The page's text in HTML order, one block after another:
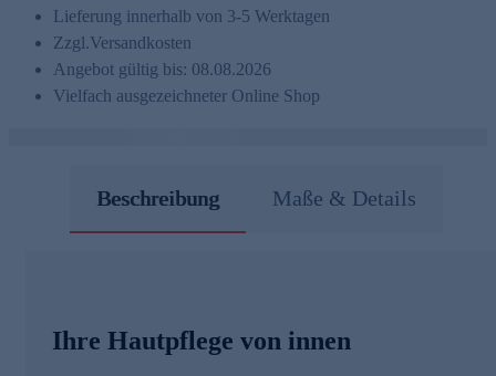
Lieferung innerhalb von 3-5 Werktagen
Zzgl.Versandkosten
Angebot gültig bis: 08.08.2026
Vielfach ausgezeichneter Online Shop
Beschreibung Maße & Details
Ihre Hautpflege von innen